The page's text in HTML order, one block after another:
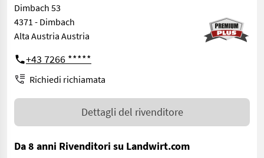
Dimbach 53
4371 - Dimbach
Alta Austria Austria
+43 7266 *****
Richiedi richiamata
Dettagli del rivenditore
Da 8 anni Rivenditori su Landwirt.com